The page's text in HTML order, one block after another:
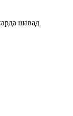
шавад